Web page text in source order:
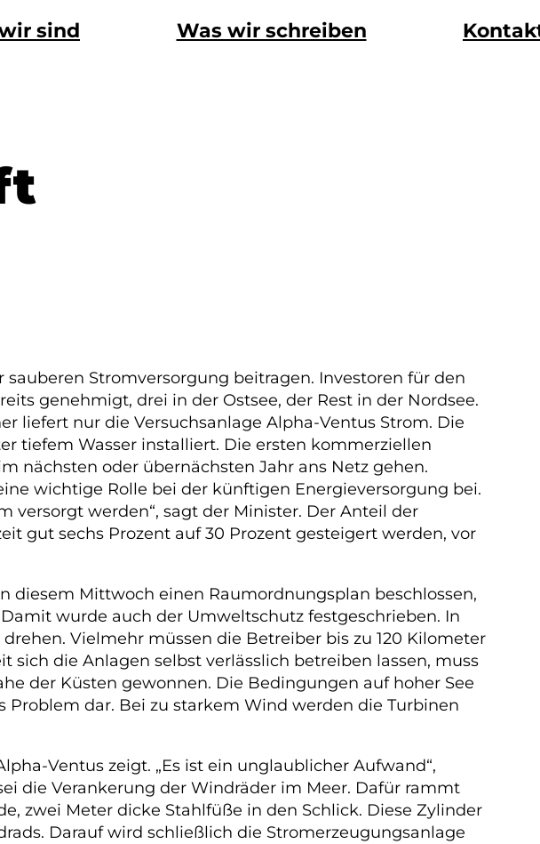
sind Was wir schreiben
Stromversorgung beitragen. Investoren für den
genehmigt, drei in der Ostsee, der Rest in der Nordsee.
liefert nur die Versuchsanlage Alpha-Ventus Strom. Die
tiefem Wasser installiert. Die ersten kommerziellen
nächsten oder übernächsten Jahr ans Netz gehen.
wichtige Rolle bei der künftigen Energieversorgung bei.
versorgt werden“, sagt der Minister. Der Anteil der
gut sechs Prozent auf 30 Prozent gesteigert werden, vor
diesem Mittwoch einen Raumordnungsplan beschlossen,
wurde auch der Umweltschutz festgeschrieben. In
Vielmehr müssen die Betreiber bis zu 120 Kilometer
die Anlagen selbst verlässlich betreiben lassen, muss
der Küsten gewonnen. Die Bedingungen auf hoher See
dar. Bei zu starkem Wind werden die Turbinen
Ventus zeigt. „Es ist ein unglaublicher Aufwand“,
die Verankerung der Windräder im Meer. Dafür rammt
zwei Meter dicke Stahlfüße in den Schlick. Diese Zylinder
Darauf wird schließlich die Stromerzeugungsanlage